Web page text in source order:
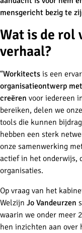
mensgericht bezig te
Wat is de rol
verhaal?
“Workitects is een
organisatieontwerp
creëren voor iedereen
bereiken, delen we
tools die kunnen
hebben een sterk
onze samenwerking
actief in het onderwijs,
organisaties.
Op vraag van het
Welzijn Jo Vandeurzen
waarin we onder meer
hen inzichten aan